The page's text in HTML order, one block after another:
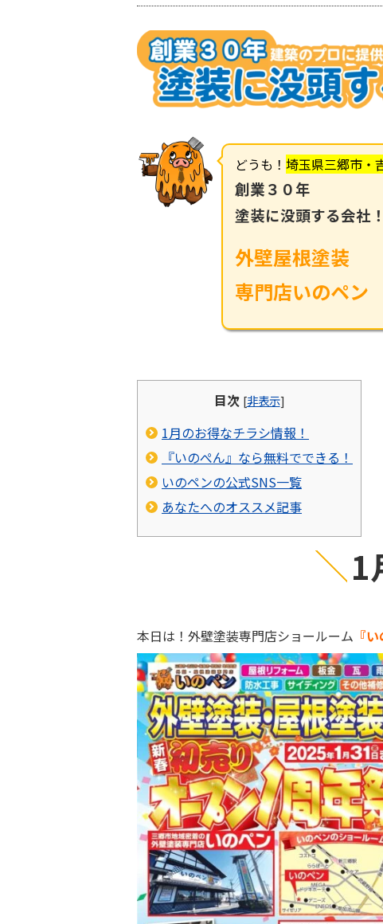
どうも！ 埼玉県三郷市・
創業３０年
塗装に没頭する会社！
外壁屋根塗装
専門店いのペン
目次 [非表示]
1月のお得なチラシ情報！
『いのぺん』なら無料でできる！
いのペンの公式SNS一覧
あなたへのオススメ記事
1
本日は！ 外壁塗装専門店ショールーム 『